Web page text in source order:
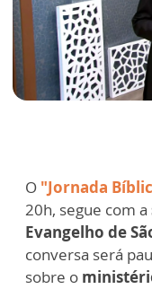
O "Jornada
20h, segue com a
Evangelho de
conversa será
sobre o